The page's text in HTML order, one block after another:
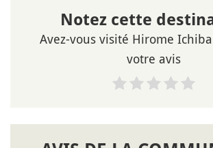
Notez cette
Avez-vous visité Hirome
votre avis